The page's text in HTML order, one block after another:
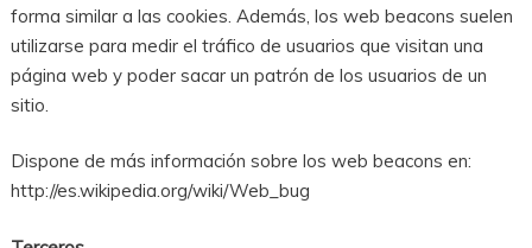
forma similar a las cookies. Además, los web beacons suelen
utilizarse para medir el tráfico de usuarios que visitan una
página web y poder sacar un patrón de los usuarios de un
sitio.
Dispone de más información sobre los web beacons en:
http://es.wikipedia.org/wiki/Web_bug